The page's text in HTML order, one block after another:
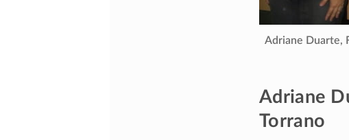
Adriane Duarte,
Adriane
Torrano